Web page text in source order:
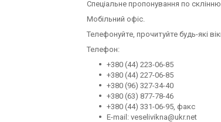
Спеціальне пропонування по
Мобільний офіс.
Телефонуйте, прочитуйте будь-які
Телефон:
+380 (44) 223-06-85
+380 (44) 227-06-85
+380 (96) 327-34-40
+380 (63) 877-78-46
+380 (44) 331-06-95, факс
E-mail: veselivikna@ukr.net